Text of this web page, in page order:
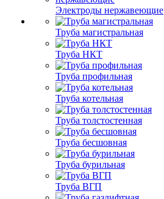
Электроды нержавеющие
Труба магистральная
Труба НКТ
Труба профильная
Труба котельная
Труба толстостенная
Труба бесшовная
Труба бурильная
Труба ВГП